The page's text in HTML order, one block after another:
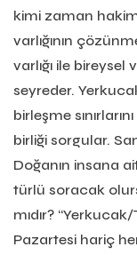
kimi zaman
varlığının
varlığı ile bireysel
seyreder.
birleşme
birliği sorgular.
Doğanın insana
türlü soracak
mıdır?
Pazartesi hariç